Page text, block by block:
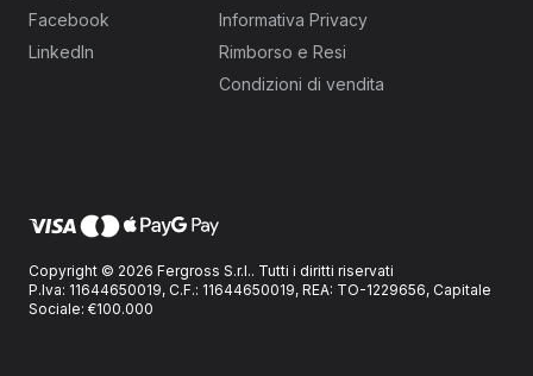
Facebook
LinkedIn
Informativa Privacy
Rimborso e Resi
Condizioni di vendita
Copyright © 2026 Fergross S.r.l.. Tutti i diritti riservati
P.Iva: 11644650019, C.F.: 11644650019, REA: TO-1229656, Capitale
Sociale: €100.000